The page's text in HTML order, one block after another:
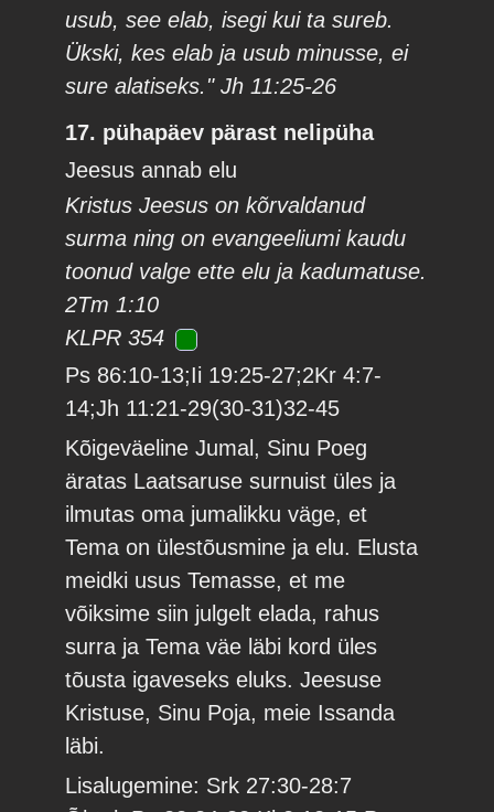
usub, see elab, isegi kui ta sureb.
Ükski, kes elab ja usub minusse, ei
sure alatiseks." Jh 11:25-26
17. pühapäev pärast nelipüha
Jeesus annab elu
Kristus Jeesus on kõrvaldanud
surma ning on evangeeliumi kaudu
toonud valge ette elu ja kadumatuse.
2Tm 1:10
KLPR 354
Ps 86:10-13;Ii 19:25-27;2Kr 4:7-
14;Jh 11:21-29(30-31)32-45
Kõigeväeline Jumal, Sinu Poeg
äratas Laatsaruse surnuist üles ja
ilmutas oma jumalikku väge, et
Tema on ülestõusmine ja elu. Elusta
meidki usus Temasse, et me
võiksime siin julgelt elada, rahus
surra ja Tema väe läbi kord üles
tõusta igaveseks eluks. Jeesuse
Kristuse, Sinu Poja, meie Issanda
läbi.
Lisalugemine: Srk 27:30-28:7